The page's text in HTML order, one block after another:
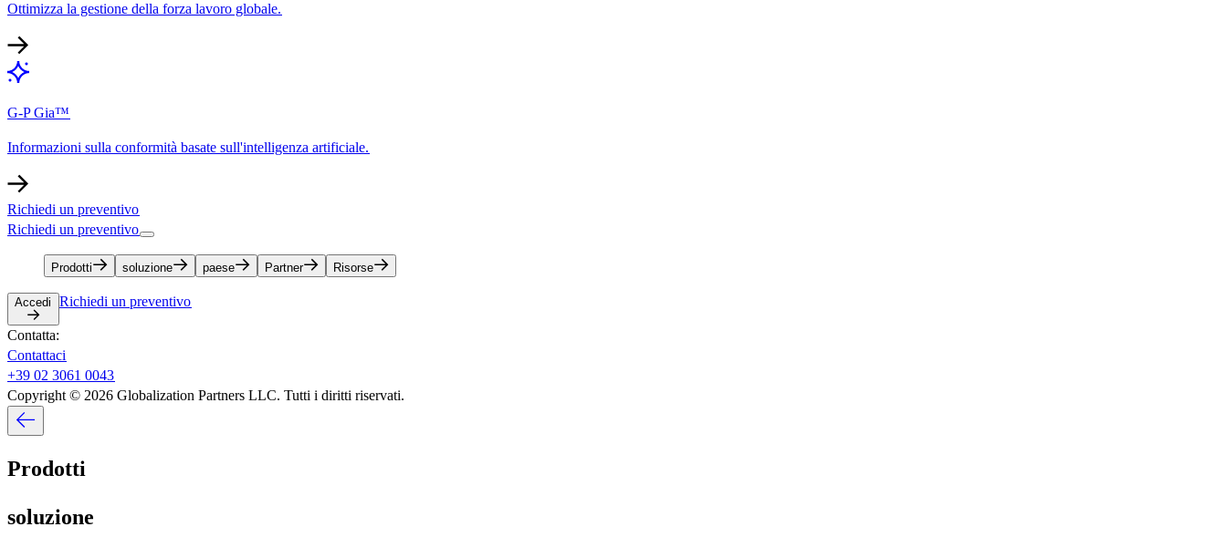
Ottimizza la gestione della forza lavoro globale.​​
G-P Gia™​​
Informazioni sulla conformità basate sull'intelligenza artificiale.​​
Richiedi un preventivo​​
Richiedi un preventivo​​
Prodotti​​ soluzione​​ paese​​ Partner​​ Risorse​​
Accedi​​ Richiedi un preventivo​​
Contatta:​​
Contattaci​​
+39 02 3061 0043​​
Copyright © 2026 Globalization Partners LLC. Tutti i diritti riservati.​​
Prodotti​​
soluzione​​